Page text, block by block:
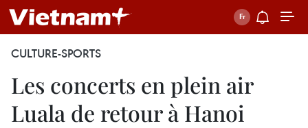
CULTURE-SPORTS
Les concerts en plein air
Luala de retour à Hanoi